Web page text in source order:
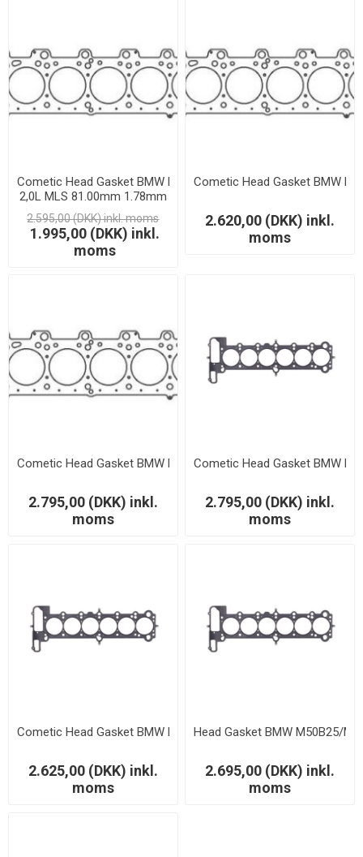
Cometic Head Gasket BMW M20
2,0L MLS 81.00mm 1.78mm
- LAGERSALG
2.595,00 (DKK) inkl. moms
1.995,00 (DKK) inkl.
moms
Cometic Head Gasket BMW
2.620,00 (DKK) inkl.
moms
Cometic Head Gasket BMW M20B25/B27 MLS 85.00mm 3.05mm
2.795,00 (DKK) inkl.
moms
Cometic Head Gasket BMW
2.795,00 (DKK) inkl.
moms
Cometic Head Gasket BMW M50B25/M52B28 MLS 85.00mm
2.625,00 (DKK) inkl.
moms
Head Gasket BMW M50B25/
2.695,00 (DKK) inkl.
moms